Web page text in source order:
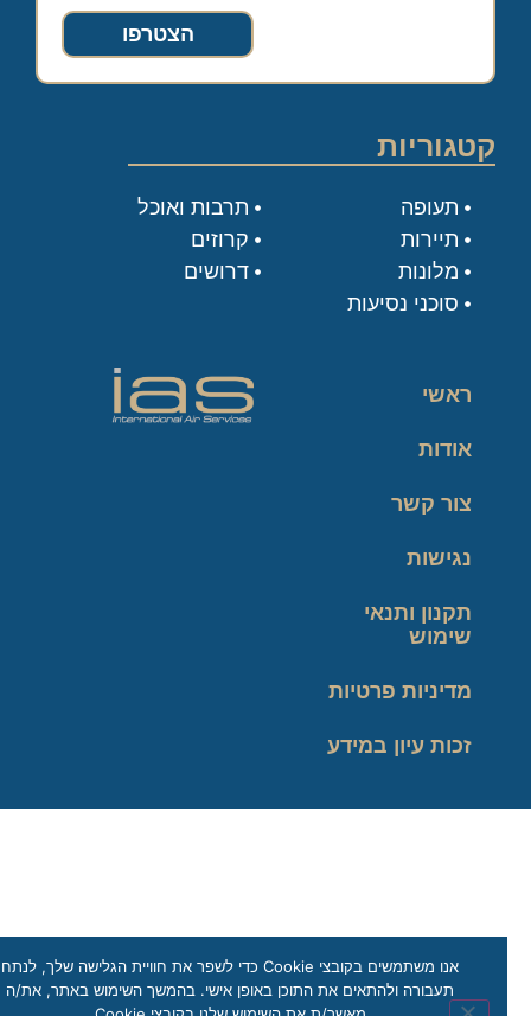
הצטרפו
קטגוריות
תעופה
תיירות
מלונות
סוכני נסיעות
תרבות ואוכל
קרוזים
דרושים
ראשי
אודות
צור קשר
נגישות
תקנון ותנאי
שימוש
מדיניות פרטיות
זכות עיון במידע
אנו משתמשים בקובצי Cookie כדי לשפר את חוויית הגלישה שלך, לנתח
תעבורה ולהתאים את התוכן באופן אישי. בהמשך השימוש באתר, את/ה